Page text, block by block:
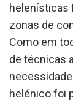
helenísticas
zonas de
Como em
de técnicas
helénico foi